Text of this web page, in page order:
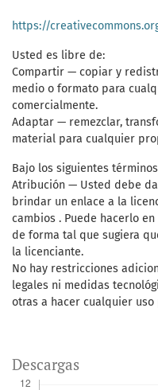
https://
Usted es libre de:
Compartir — copiar y
medio o formato para
comercialmente.
Adaptar — remezclar,
material para cualquier
Bajo los siguientes
Atribución — Usted debe
brindar un enlace a la
cambios . Puede hacerlo
de forma tal que sugiera
la licenciante.
No hay restricciones
legales ni medidas
otras a hacer cualquier
Descargas